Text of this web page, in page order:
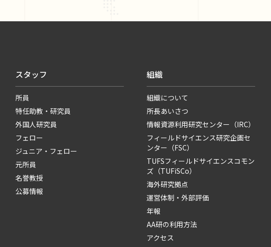
スタッフ
所員
特任助教・研究員
外国人研究員
フェロー
ジュニア・フェロー
元所員
名誉教授
公募情報
組織
組織について
所長あいさつ
情報資源利用研究センター（IRC）
フィールドサイエンス研究企画セ
ンター（FSC）
TUFSフィールドサイエンスコモン
ズ（TUFiSCo）
海外研究拠点
運営体制・外部評価
年報
AA研の利用方法
アクセス